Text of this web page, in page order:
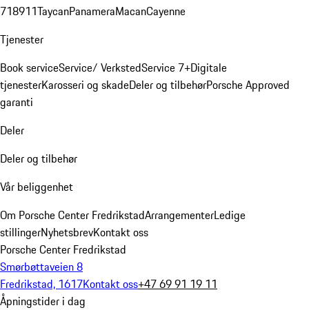
718911TaycanPanameraMacanCayenne
Tjenester
Book serviceService/ VerkstedService 7+Digitale
tjenesterKarosseri og skadeDeler og tilbehørPorsche Approved
garanti
Deler
Deler og tilbehør
Vår beliggenhet
Om Porsche Center FredrikstadArrangementerLedige
stillingerNyhetsbrevKontakt oss
Porsche Center Fredrikstad
Smørbøttaveien 8
Fredrikstad, 1617Kontakt oss+47 69 91 19 11
Åpningstider i dag